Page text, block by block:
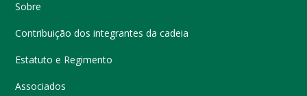
Sobre
Contribuição dos integrantes da cadeia
Estatuto e Regimento
Associados